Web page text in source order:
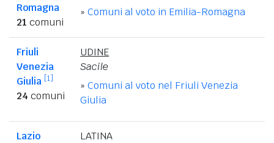
Romagna
21 comuni
» Comuni al voto in Emilia-Romagna
Friuli
Venezia
Giulia [1]
24 comuni
UDINE
Sacile
» Comuni al voto nel Friuli Venezia
Giulia
Lazio
LATINA